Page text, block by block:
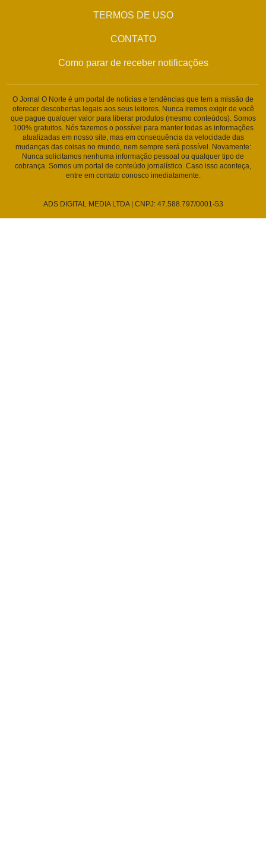
TERMOS DE USO
CONTATO
Como parar de receber notificações
O Jornal O Norte é um portal de notícias e tendências que tem a missão de
oferecer descobertas legais aos seus leitores. Nunca iremos exigir de você
que pague qualquer valor para liberar produtos (mesmo conteúdos). Somos
100% gratuitos. Nós fazemos o possível para manter todas as informações
atualizadas em nosso site, mas em consequência da velocidade das
mudanças das coisas no mundo, nem sempre será possível. Novamente:
Nunca solicitamos nenhuma informação pessoal ou qualquer tipo de
cobrança. Somos um portal de conteúdo jornalístico. Caso isso aconteça,
entre em contato conosco imediatamente.
ADS DIGITAL MEDIA LTDA | CNPJ: 47.588.797/0001-53